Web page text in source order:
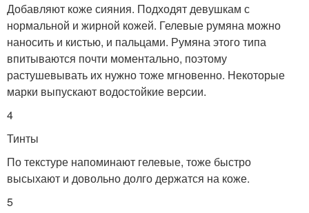
Добавляют коже сияния. Подходят девушкам с
нормальной и жирной кожей. Гелевые румяна можно
наносить и кистью, и пальцами. Румяна этого типа
впитываются почти моментально, поэтому
растушевывать их нужно тоже мгновенно. Некоторые
марки выпускают водостойкие версии.
4
Тинты
По текстуре напоминают гелевые, тоже быстро
высыхают и довольно долго держатся на коже.
5